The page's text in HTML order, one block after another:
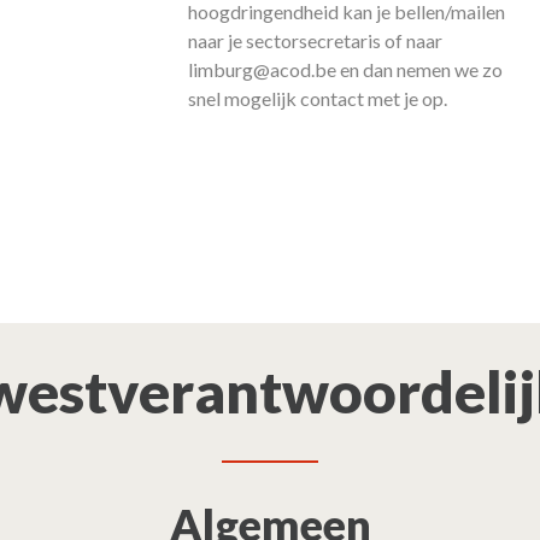
hoogdringendheid kan je bellen/mailen
naar je sectorsecretaris of naar
limburg@acod.be en dan nemen we zo
snel mogelijk contact met je op.
Algemeen